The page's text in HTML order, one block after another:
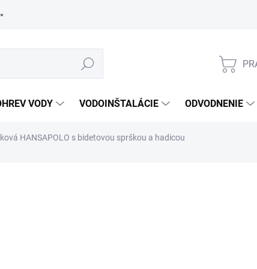
Hľadať
VODY VODOINŠTALÁCIE ODVODNENIE
HANSAPOLO s bidetovou sprškou a hadicou